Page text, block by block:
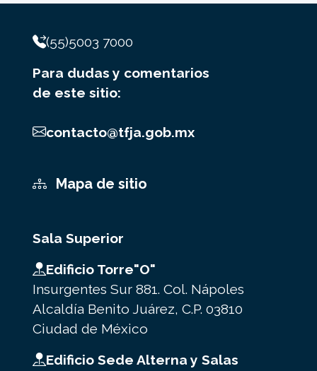
(55)5003 7000
Para dudas y comentarios
de este sitio:
contacto@tfja.gob.mx
Mapa de sitio
Sala Superior
Edificio Torre"O"
Insurgentes Sur 881. Col. Nápoles
Alcaldía Benito Juárez, C.P. 03810
Ciudad de México
Edificio Sede Alterna y Salas